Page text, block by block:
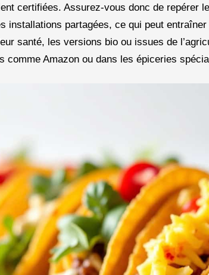
certifiées. Assurez-vous donc de repérer
installations partagées, ce qui peut
santé, les versions bio ou issues de
comme Amazon ou dans les épiceries